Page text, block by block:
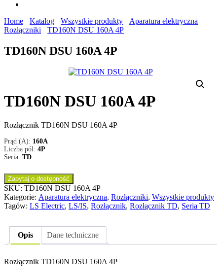
Home Katalog Wszystkie produkty
Aparatura elektryczna
Rozłączniki
TD160N DSU 160A 4P
TD160N DSU 160A 4P
TD160N DSU 160A 4P
Rozłącznik TD160N DSU 160A 4P
Prąd (A): 160A
Liczba pól: 4P
Seria: TD
Zapytaj o dostępność
SKU: TD160N DSU 160A 4P
Kategorie: Aparatura elektryczna, Rozłączniki, Wszystkie produkty
Tagów: LS Electric, LS/IS, Rozłącznik, Rozłącznik TD, Seria TD
Opis Dane techniczne
Rozłącznik TD160N DSU 160A 4P